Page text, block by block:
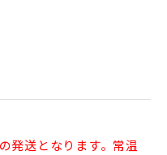
発送となります。常温